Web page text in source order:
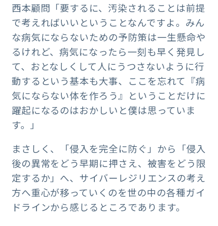
西本顧問「要するに、汚染されることは前提
で考えればいいということなんですよ。みん
な病気にならないための予防策は一生懸命や
るけれど、病気になったら一刻も早く発見し
て、おとなしくして人にうつさないように行
動するという基本も大事、ここを忘れて『病
気にならない体を作ろう』ということだけに
躍起になるのはおかしいと僕は思っていま
す。」
まさしく、「侵入を完全に防ぐ」から「侵入
後の異常をどう早期に押さえ、被害をどう限
定するか」へ、サイバーレジリエンスの考え
方へ重心が移っていくのを世の中の各種ガイ
ドラインから感じるところであります。